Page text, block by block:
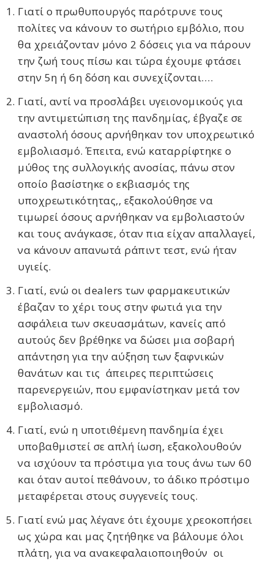
Γιατί ο πρωθυπουργός παρότρυνε τους
πολίτες να κάνουν το σωτήριο εμβόλιο, που
θα χρειάζονταν μόνο 2 δόσεις για να πάρουν
την ζωή τους πίσω και τώρα έχουμε φτάσει
στην 5η ή 6η δόση και συνεχίζονται….
Γιατί, αντί να προσλάβει υγειονομικούς για
την αντιμετώπιση της πανδημίας, έβγαζε σε
αναστολή όσους αρνήθηκαν τον υποχρεωτικό
εμβολιασμό. Έπειτα, ενώ καταρρίφτηκε ο
μύθος της συλλογικής ανοσίας, πάνω στον
οποίο βασίστηκε ο εκβιασμός της
υποχρεωτικότητας,, εξακολούθησε να
τιμωρεί όσους αρνήθηκαν να εμβολιαστούν
και τους ανάγκασε, όταν πια είχαν απαλλαγεί,
να κάνουν απανωτά ράπιντ τεστ, ενώ ήταν
υγιείς.
Γιατί, ενώ οι dealers των φαρμακευτικών
έβαζαν το χέρι τους στην φωτιά για την
ασφάλεια των σκευασμάτων, κανείς από
αυτούς δεν βρέθηκε να δώσει μια σοβαρή
απάντηση για την αύξηση των ξαφνικών
θανάτων και τις άπειρες περιπτώσεις
παρενεργειών, που εμφανίστηκαν μετά τον
εμβολιασμό.
Γιατί, ενώ η υποτιθέμενη πανδημία έχει
υποβαθμιστεί σε απλή ίωση, εξακολουθούν
να ισχύουν τα πρόστιμα για τους άνω των 60
και όταν αυτοί πεθάνουν, το άδικο πρόστιμο
μεταφέρεται στους συγγενείς τους.
Γιατί ενώ μας λέγανε ότι έχουμε χρεοκοπήσει
ως χώρα και μας ζητήθηκε να βάλουμε όλοι
πλάτη, για να ανακεφαλαιοποιηθούν οι